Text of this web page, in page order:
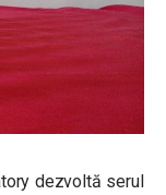
dezvoltă serul